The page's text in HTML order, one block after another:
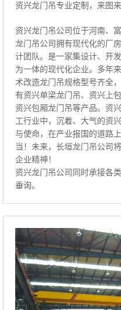
资兴龙门吊专业定制，来图
资兴龙门吊公司位于河南、
龙门吊公司拥有现代化的厂
计团队。是一家集设计、开
为一体的现代化企业。多年
术改造龙门吊规格型号齐全
有资兴单梁龙门吊、资兴上
资兴包厢龙门吊等产品。资
工行业中，沉着、大气的资
与使命，在产业报国的道路
当！未来，长垣龙门吊公司
企业精神！
资兴龙门吊公司同时承接各
垂询。